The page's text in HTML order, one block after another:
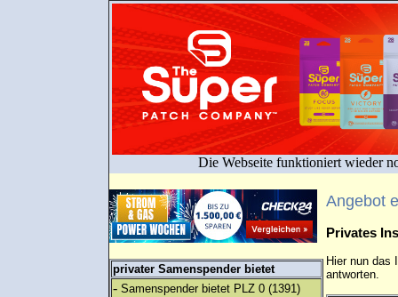
Die Webseite funktioniert wieder
privater Samenspender bietet
- Samenspender bietet PLZ 0 (1391)
Angebot
Privates
Hier nun das
antworten.